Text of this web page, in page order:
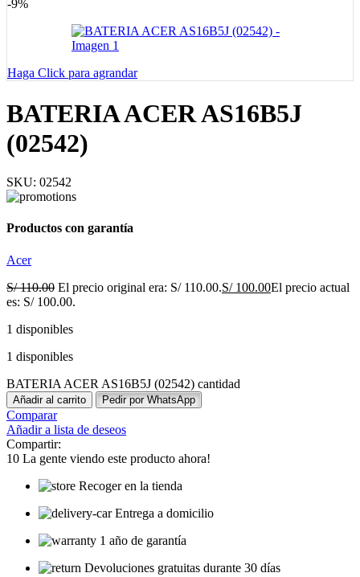
-9%
Haga Click para agrandar
BATERIA ACER AS16B5J
(02542)
SKU: 02542
Productos con garantía
Acer
S/110.00 El precio original era: S/ 110.00.S/100.00El precio actual
es: S/ 100.00.
1 disponibles
1 disponibles
BATERIA ACER AS16B5J (02542) cantidad
Añadir al carrito Pedir por WhatsApp
Comparar
Añadir a lista de deseos
Compartir:
10 La gente viendo este producto ahora!
Recoger en la tienda
Entrega a domicilio
1 año de garantía
Devoluciones gratuitas durante 30 días